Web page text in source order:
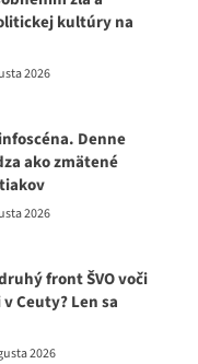
kultúry na
2026
Denne
ako zmätené
2026
front ŠVO voči
Ceuty? Len sa
2026